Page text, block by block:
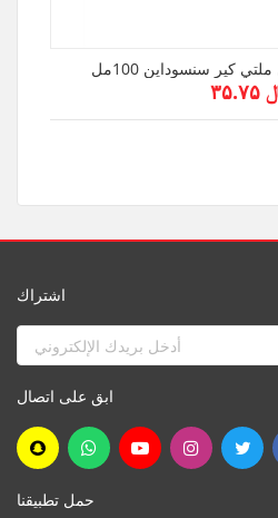
كير سنسوداين 100مل
اشتراك
ابق على اتصال
حمل تطبيقنا